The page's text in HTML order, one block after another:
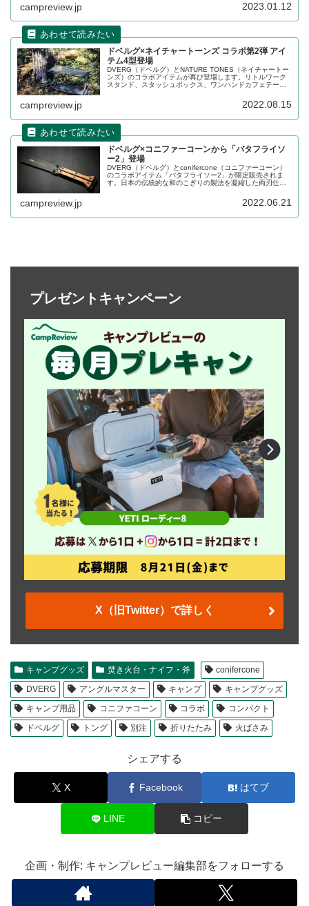
campreview.jp 2023.01.12
ドベルグ×ネイチャートーンズ コラボ第2弾 アイ
テム4型登場
DVERG（ドベルグ）とNATURE TONES（ネイチャートー
ンズ）のコラボアイテムが再び登場します。リトルワーク
スタンド、スタッシュボックス、ワンハンドカフェテーブ
campreview.jp 2022.08.15
ドベルグ×コニファーコーンから「バタフライソ
ー2」登場
DVERG（ドベルグ）とconifercone（コニファーコーン）
のコラボアイテム「バタフライソー2」が限定販売されま
す。日本の伝統的な和のこぎりの製法を凝縮した両刃仕様
campreview.jp 2022.06.21
プレゼントキャンペーン
X（旧Twitter）で詳しく
キャンプグッズ 焚き火台・ナイフ・斧
conifercone
DVERG
アングルマスター キャンプ
キャンプグッズ
キャンプ用品
コニファコーン コラボ
コンパクト
ドベルグ
トング 別注 折りたたみ 火ばさみ
シェアする
X Facebook はてブ
LINE コピー
企画・制作: キャンプレビュー編集部をフォローする